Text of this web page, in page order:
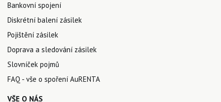
Bankovní spojení
Diskrétní balení zásilek
Pojištění zásilek
Doprava a sledování zásilek
Slovníček pojmů
FAQ - vše o spoření AuRENTA
VŠE O NÁS